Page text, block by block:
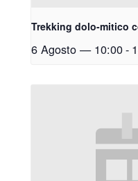
Trekking dolo-mitico
6 Agosto — 10:00-